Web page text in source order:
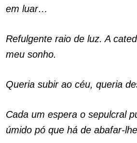
em luar…
Refulgente raio de luz. A
meu sonho.
Queria subir ao céu, queria
Cada um espera o sepulcral
úmido pó que há de abafar-